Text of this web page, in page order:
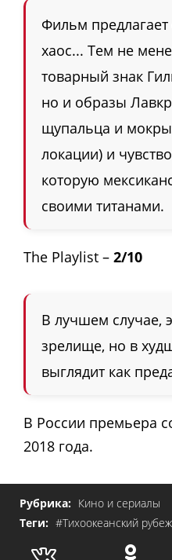
Фильм
хаос... Тем не
товарный знак
но и образы
щупальца и
локации) и
которую
своими титанами.
The Playlist – 2/10
В лучшем случае,
зрелище, но в
выглядит как
В России премьера
2018 года.
Рубрика: Кино и сериалы
Теги: #Тихоокеанский